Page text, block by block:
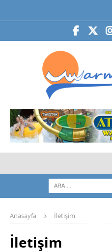
Anasayfa İletişim
İletişim